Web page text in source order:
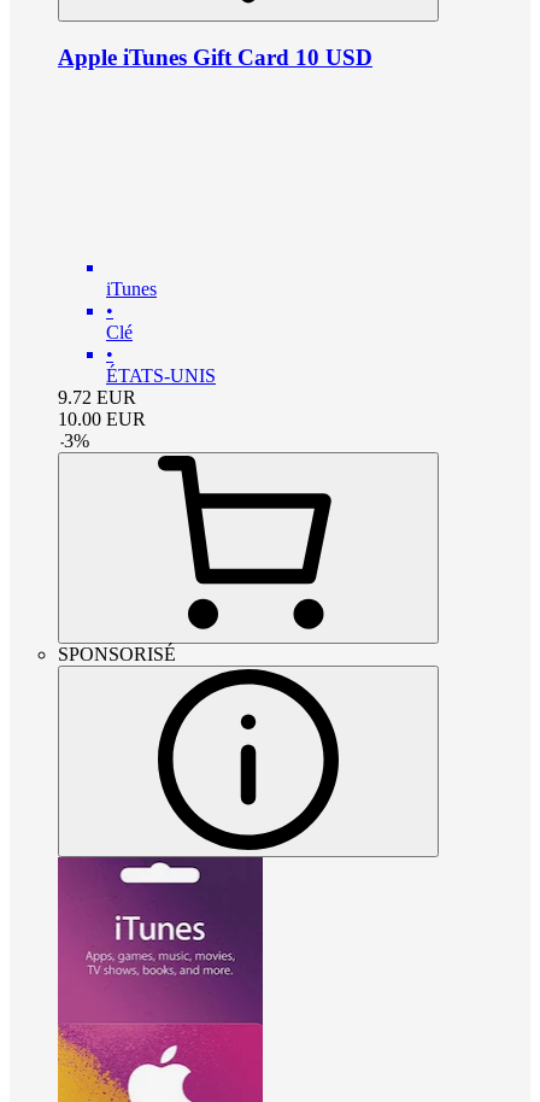
Apple iTunes Gift Card 10 USD
iTunes
•
Clé
•
ÉTATS-UNIS
9.72 EUR
10.00 EUR
-3%
SPONSORISÉ